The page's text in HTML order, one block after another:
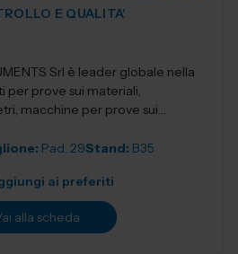
E QUALITA'
Srl è leader globale nella
per prove sui materiali,
macchine per prove sui
Pad. 29Stand: B35
ai preferiti
alla scheda